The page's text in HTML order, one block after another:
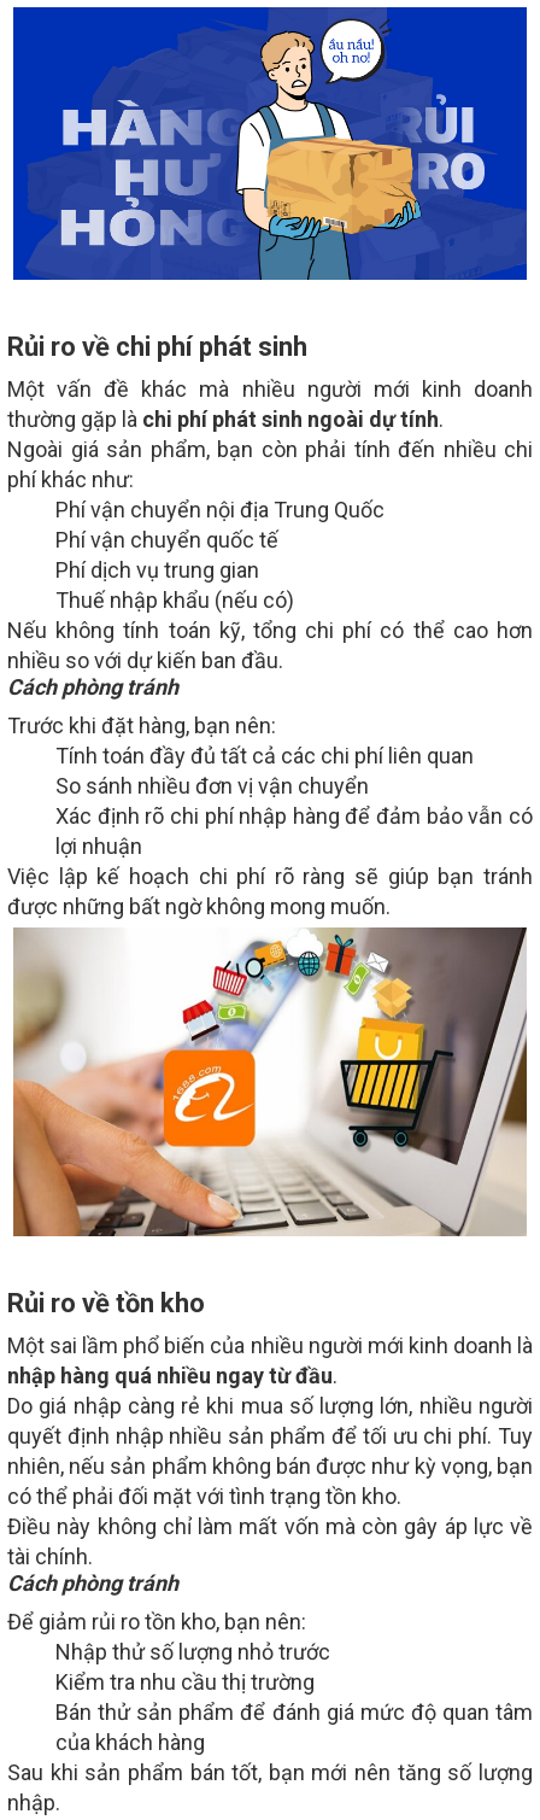
Rủi ro về chi phí phát sinh
Một vấn đề khác mà nhiều người mới kinh doanh
thường gặp là chi phí phát sinh ngoài dự tính.
Ngoài giá sản phẩm, bạn còn phải tính đến nhiều chi
phí khác như:
Phí vận chuyển nội địa Trung Quốc
Phí vận chuyển quốc tế
Phí dịch vụ trung gian
Thuế nhập khẩu (nếu có)
Nếu không tính toán kỹ, tổng chi phí có thể cao hơn
nhiều so với dự kiến ban đầu.
Cách phòng tránh
Trước khi đặt hàng, bạn nên:
Tính toán đầy đủ tất cả các chi phí liên quan
So sánh nhiều đơn vị vận chuyển
Xác định rõ chi phí nhập hàng để đảm bảo vẫn có
lợi nhuận
Việc lập kế hoạch chi phí rõ ràng sẽ giúp bạn tránh
được những bất ngờ không mong muốn.
Rủi ro về tồn kho
Một sai lầm phổ biến của nhiều người mới kinh doanh là
nhập hàng quá nhiều ngay từ đầu.
Do giá nhập càng rẻ khi mua số lượng lớn, nhiều người
quyết định nhập nhiều sản phẩm để tối ưu chi phí. Tuy
nhiên, nếu sản phẩm không bán được như kỳ vọng, bạn
có thể phải đối mặt với tình trạng tồn kho.
Điều này không chỉ làm mất vốn mà còn gây áp lực về
tài chính.
Cách phòng tránh
Để giảm rủi ro tồn kho, bạn nên:
Nhập thử số lượng nhỏ trước
Kiểm tra nhu cầu thị trường
Bán thử sản phẩm để đánh giá mức độ quan tâm
của khách hàng
Sau khi sản phẩm bán tốt, bạn mới nên tăng số lượng
nhập.